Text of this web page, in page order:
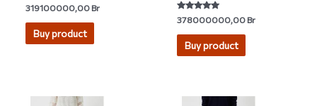
Rated
3.67
out of 5
319100000,00Br
Buy product
Rated
5.00
out of 5
378000000,00Br
Buy product